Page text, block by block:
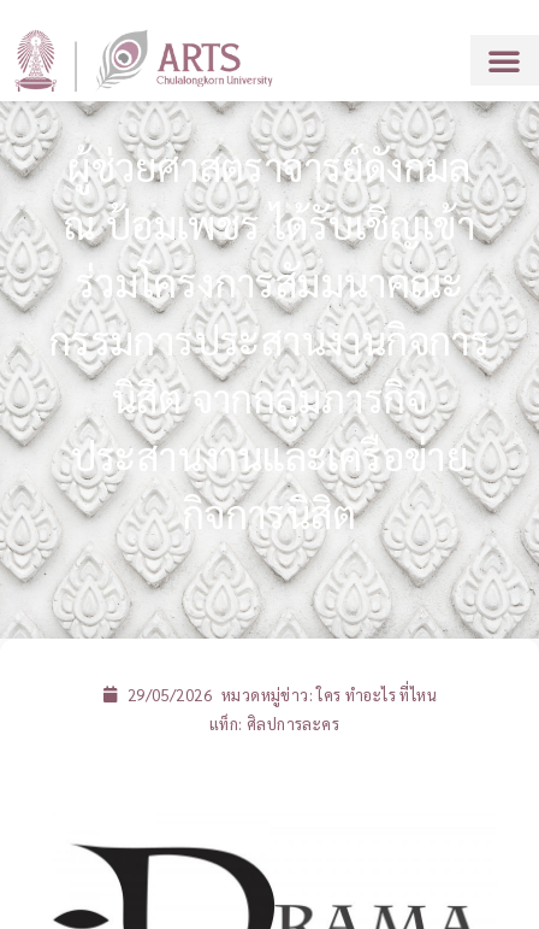
ผู้ช่วยศาสตราจารย์ดังกมล
ณ ป้อมเพชร ได้รับเชิญเข้า
ร่วมโครงการสัมมนาคณะ
กรรมการประสานงานกิจการ
นิสิต จากกลุ่มภารกิจ
ประสานงานและเครือข่าย
กิจการนิสิต
29/05/2026 หมวดหมู่ข่าว:ใคร ทำอะไร ที่ไหน
แท็ก: ศิลปการละคร